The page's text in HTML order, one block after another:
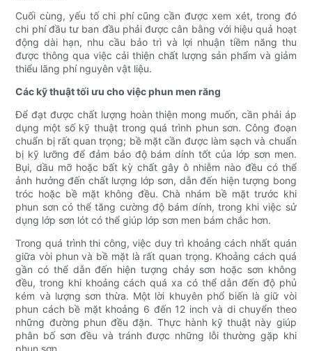
Cuối cùng, yếu tố chi phí cũng cần được xem xét, trong đó
chi phí đầu tư ban đầu phải được cân bằng với hiệu quả hoạt
động dài hạn, nhu cầu bảo trì và lợi nhuận tiềm năng thu
được thông qua việc cải thiện chất lượng sản phẩm và giảm
thiểu lãng phí nguyên vật liệu.
Các kỹ thuật tối ưu cho việc phun men răng
Để đạt được chất lượng hoàn thiện mong muốn, cần phải áp
dụng một số kỹ thuật trong quá trình phun sơn. Công đoạn
chuẩn bị rất quan trọng; bề mặt cần được làm sạch và chuẩn
bị kỹ lưỡng để đảm bảo độ bám dính tốt của lớp sơn men.
Bụi, dầu mỡ hoặc bất kỳ chất gây ô nhiễm nào đều có thể
ảnh hưởng đến chất lượng lớp sơn, dẫn đến hiện tượng bong
tróc hoặc bề mặt không đều. Chà nhám bề mặt trước khi
phun sơn có thể tăng cường độ bám dính, trong khi việc sử
dụng lớp sơn lót có thể giúp lớp sơn men bám chắc hơn.
Trong quá trình thi công, việc duy trì khoảng cách nhất quán
giữa vòi phun và bề mặt là rất quan trọng. Khoảng cách quá
gần có thể dẫn đến hiện tượng chảy sơn hoặc sơn không
đều, trong khi khoảng cách quá xa có thể dẫn đến độ phủ
kém và lượng sơn thừa. Một lời khuyên phổ biến là giữ vòi
phun cách bề mặt khoảng 6 đến 12 inch và di chuyển theo
những đường phun đều đặn. Thực hành kỹ thuật này giúp
phân bố sơn đều và tránh được những lỗi thường gặp khi